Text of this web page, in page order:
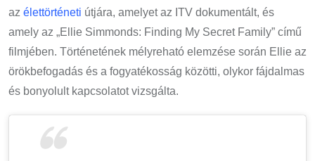
az élettörténeti útjára, amelyet az ITV dokumentált, és
amely az „Ellie Simmonds: Finding My Secret Family” című
filmjében. Történetének mélyreható elemzése során Ellie az
örökbefogadás és a fogyatékosság közötti, olykor fájdalmas
és bonyolult kapcsolatot vizsgálta.